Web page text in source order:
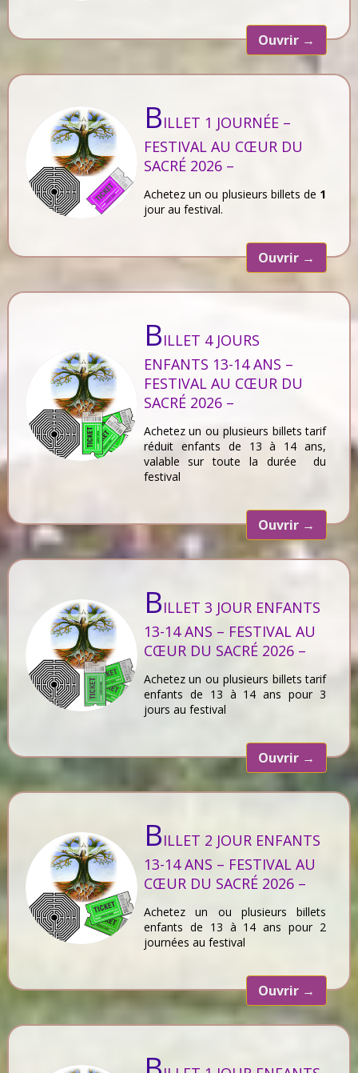
Ouvrir →
BILLET 1 JOURNÉE –
FESTIVAL AU CŒUR DU
SACRÉ 2026 –
Achetez un ou plusieurs billets de 1
jour au festival.
Ouvrir →
BILLET 4 JOURS
ENFANTS 13-14 ANS –
FESTIVAL AU CŒUR DU
SACRÉ 2026 –
Achetez un ou plusieurs billets tarif
réduit enfants de 13 à 14 ans,
valable sur toute la durée du
festival
Ouvrir →
BILLET 3 JOUR ENFANTS
13-14 ANS – FESTIVAL AU
CŒUR DU SACRÉ 2026 –
Achetez un ou plusieurs billets tarif
enfants de 13 à 14 ans pour 3
jours au festival
Ouvrir →
BILLET 2 JOUR ENFANTS
13-14 ANS – FESTIVAL AU
CŒUR DU SACRÉ 2026 –
Achetez un ou plusieurs billets
enfants de 13 à 14 ans pour 2
journées au festival
Ouvrir →